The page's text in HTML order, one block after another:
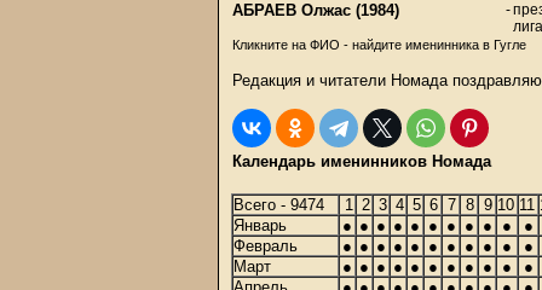
АБРАЕВ Олжас (1984) -
Кликните на ФИО - найдите именинника в Гугле
Редакция и читатели Номада
Календарь именинников Номада
Всего - 9474 1 2 3 4 5 6 7 8 9 10 11
Январь
● ● ● ● ● ● ● ● ● ●
●
Февраль
● ● ● ● ● ● ● ● ● ●
●
Март
● ● ● ● ● ● ● ● ● ●
●